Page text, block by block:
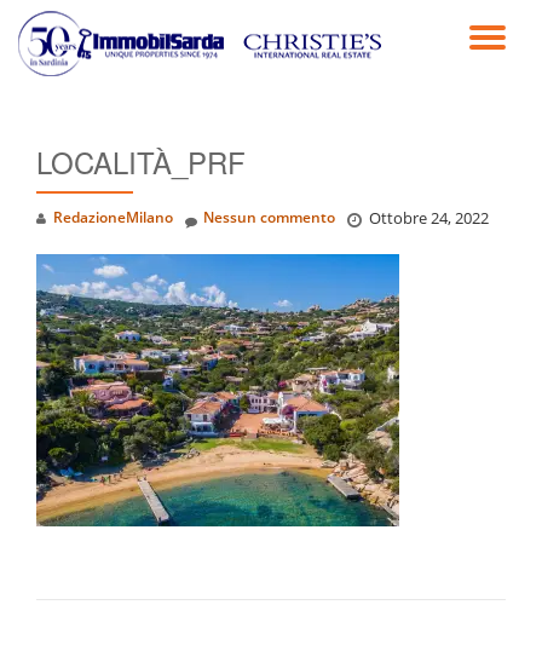
Passa
LOCALITÀ_PRF
RedazioneMilano Ottobre 24, 2022
Nessun commento